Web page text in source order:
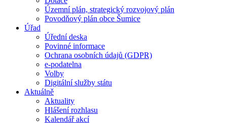
Územní plán, strategický rozvojový plán
Povodňový plán obce Šumice
Úřad
Úřední deska
Povinné informace
Ochrana osobních údajů (GDPR)
e-podatelna
Volby
Digitální služby státu
Aktuálně
Aktuality
Hlášení rozhlasu
Kalendář akcí